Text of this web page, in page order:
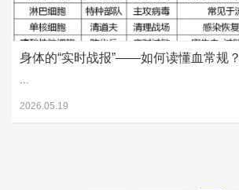
身体的“实时战报”——如何读懂血常规？
...
2026.05.19